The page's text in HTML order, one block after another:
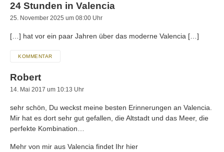
24 Stunden in Valencia
25. November 2025 um 08:00 Uhr
[…] hat vor ein paar Jahren über das moderne Valencia […]
KOMMENTAR
Robert
14. Mai 2017 um 10:13 Uhr
sehr schön, Du weckst meine besten Erinnerungen an Valencia.
Mir hat es dort sehr gut gefallen, die Altstadt und das Meer, die
perfekte Kombination…
Mehr von mir aus Valencia findet Ihr hier